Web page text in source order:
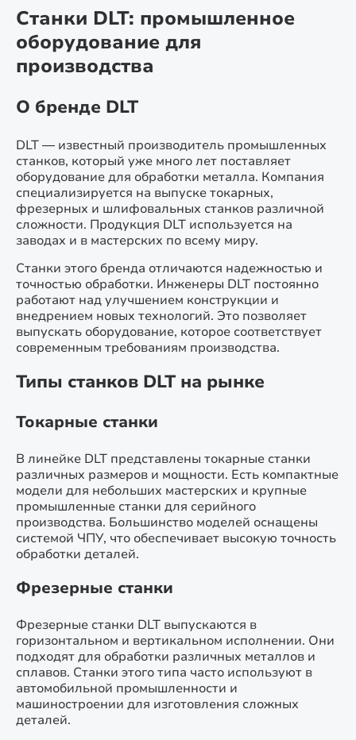
Станки DLT: промышленное
оборудование для
производства
О бренде DLT
DLT — известный производитель промышленных
станков, который уже много лет поставляет
оборудование для обработки металла. Компания
специализируется на выпуске токарных,
фрезерных и шлифовальных станков различной
сложности. Продукция DLT используется на
заводах и в мастерских по всему миру.
Станки этого бренда отличаются надежностью и
точностью обработки. Инженеры DLT постоянно
работают над улучшением конструкции и
внедрением новых технологий. Это позволяет
выпускать оборудование, которое соответствует
современным требованиям производства.
Типы станков DLT на рынке
Токарные станки
В линейке DLT представлены токарные станки
различных размеров и мощности. Есть компактные
модели для небольших мастерских и крупные
промышленные станки для серийного
производства. Большинство моделей оснащены
системой ЧПУ, что обеспечивает высокую точность
обработки деталей.
Фрезерные станки
Фрезерные станки DLT выпускаются в
горизонтальном и вертикальном исполнении. Они
подходят для обработки различных металлов и
сплавов. Станки этого типа часто используют в
автомобильной промышленности и
машиностроении для изготовления сложных
деталей.